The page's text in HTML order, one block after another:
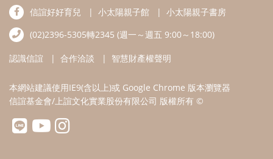
信誼好好育兒
小太陽親子館
小太陽親子書房
(02)2396-5305轉2345 (週一～週五 9:00～18:00)
認識信誼 合作洽談 智慧財產權聲明
本網站建議使用IE9(含以上)或 Google Chrome 版本瀏覽器
信誼基金會/上誼文化實業股份有限公司 版權所有 ©